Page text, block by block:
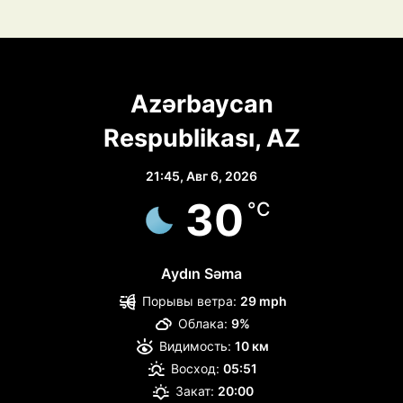
Azərbaycan
Respublikası, AZ
21:45, Авг 6, 2026
30 °C
Aydın Səma
Порывы ветра: 29 mph
Облака: 9%
Видимость: 10 км
Восход: 05:51
Закат: 20:00